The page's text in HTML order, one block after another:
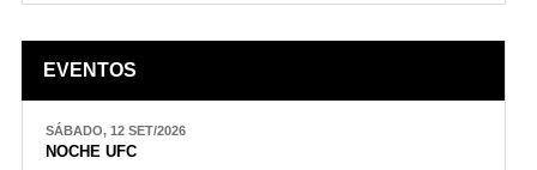
EVENTOS
SÁBADO, 12 SET/2026
NOCHE UFC